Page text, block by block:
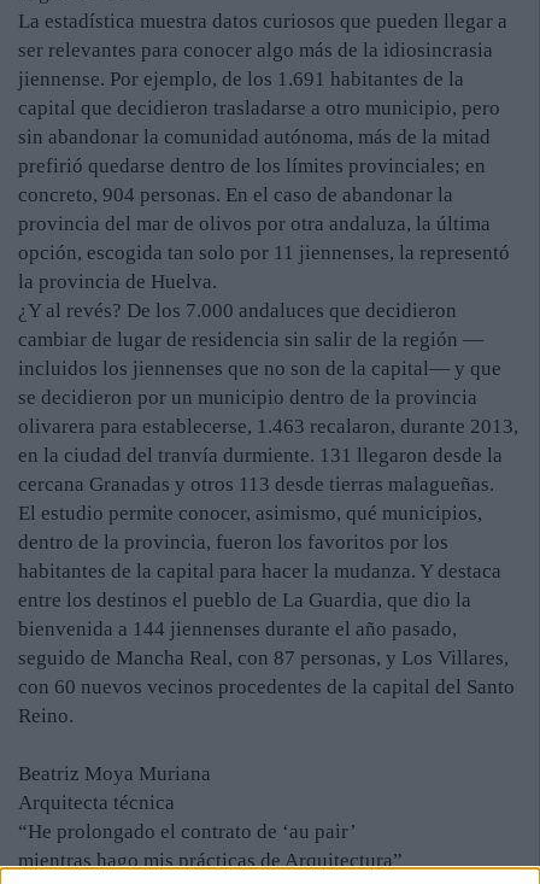
La estadística muestra datos curiosos que pueden llegar a
ser relevantes para conocer algo más de la idiosincrasia
jiennense. Por ejemplo, de los 1.691 habitantes de la
capital que decidieron trasladarse a otro municipio, pero
sin abandonar la comunidad autónoma, más de la mitad
prefirió quedarse dentro de los límites provinciales; en
concreto, 904 personas. En el caso de abandonar la
provincia del mar de olivos por otra andaluza, la última
opción, escogida tan solo por 11 jiennenses, la representó
la provincia de Huelva.
¿Y al revés? De los 7.000 andaluces que decidieron
cambiar de lugar de residencia sin salir de la región —
incluidos los jiennenses que no son de la capital— y que
se decidieron por un municipio dentro de la provincia
olivarera para establecerse, 1.463 recalaron, durante 2013,
en la ciudad del tranvía durmiente. 131 llegaron desde la
cercana Granadas y otros 113 desde tierras malagueñas.
El estudio permite conocer, asimismo, qué municipios,
dentro de la provincia, fueron los favoritos por los
habitantes de la capital para hacer la mudanza. Y destaca
entre los destinos el pueblo de La Guardia, que dio la
bienvenida a 144 jiennenses durante el año pasado,
seguido de Mancha Real, con 87 personas, y Los Villares,
con 60 nuevos vecinos procedentes de la capital del Santo
Reino.
Beatriz Moya Muriana
Arquitecta técnica
“He prolongado el contrato de ‘au pair’
mientras hago mis prácticas de Arquitectura”